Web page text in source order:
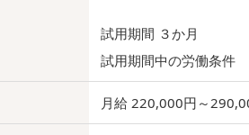
試用期間 ３か月
試用期間中の労働条件
月給 220,000円～